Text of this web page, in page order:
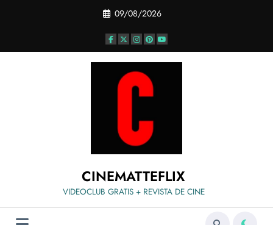
09/08/2026
CINEMATTEFLIX
VIDEOCLUB GRATIS + REVISTA DE CINE